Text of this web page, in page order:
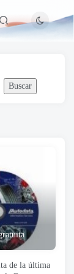
Buscar
de la última